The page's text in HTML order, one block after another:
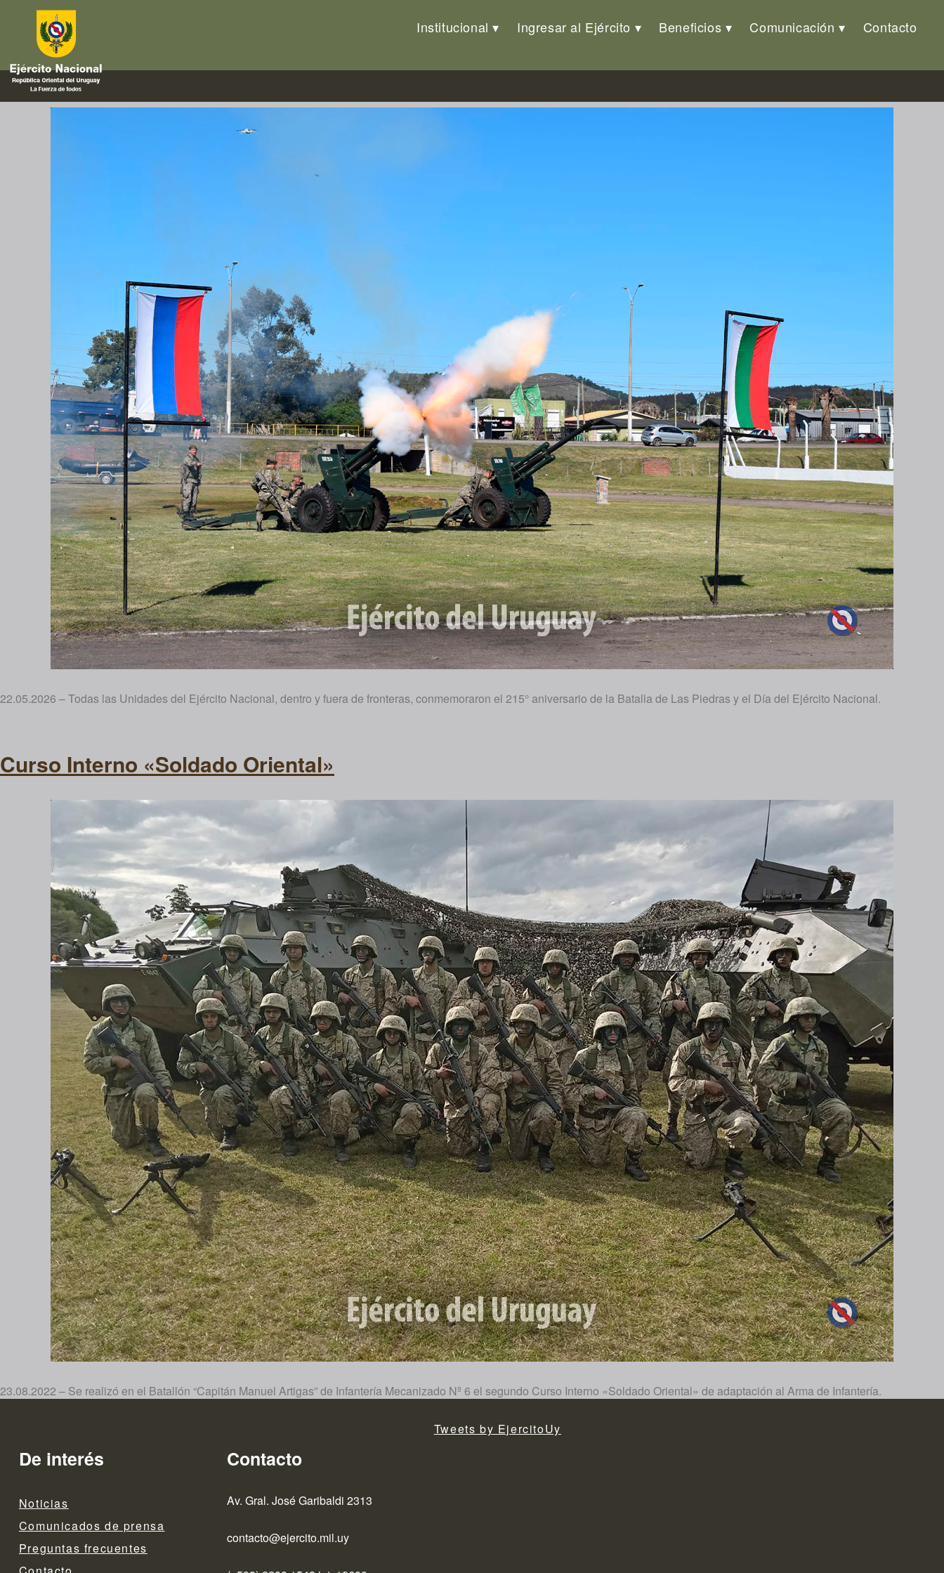
Institucional Ingresar al Ejército Beneficios Comunicación Contacto
soldado oriental
Celebramos el 215° aniversario de la Batalla de Las Piedras y el Día del Ejército Nacional
22.05.2026 – Todas las Unidades del Ejército Nacional, dentro y fuera de fronteras, conmemoraron el 215° aniversario de la Batalla de Las Piedras y el Día del Ejército Nacional.
Curso Interno «Soldado Oriental»
23.08.2022 – Se realizó en el Batallón “Capitán Manuel Artigas” de Infantería Mecanizado Nº 6 el segundo Curso Interno «Soldado Oriental» de adaptación al Arma de Infantería.
De interés
Noticias
Comunicados de prensa
Preguntas frecuentes
Contacto
Av. Gral. José Garibaldi 2313
contacto@ejercito.mil.uy
Tweets by EjercitoUy